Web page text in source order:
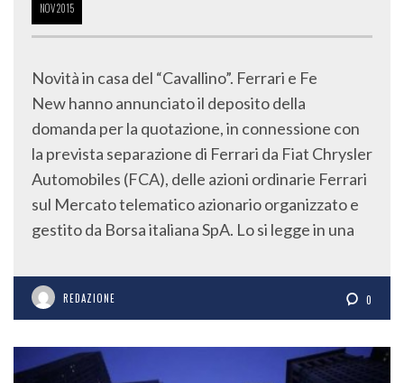
NOV2015
Novità in casa del “Cavallino”. Ferrari e Fe
New hanno annunciato il deposito della
domanda per la quotazione, in connessione con
la prevista separazione di Ferrari da Fiat Chrysler
Automobiles (FCA), delle azioni ordinarie Ferrari
sul Mercato telematico azionario organizzato e
gestito da Borsa italiana SpA. Lo si legge in una
REDAZIONE 0